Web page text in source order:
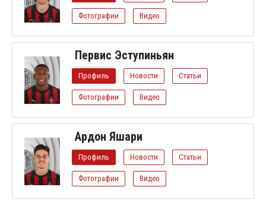
Фотографии Видео
Первис Эступиньян
Профиль Новости Статьи
Фотографии Видео
Ардон Яшари
Профиль Новости Статьи
Фотографии Видео